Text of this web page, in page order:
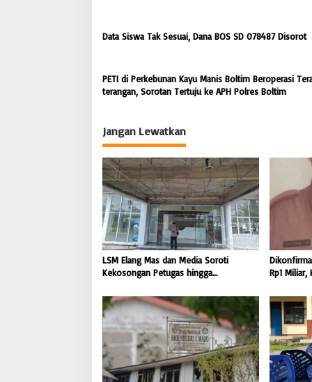
o
s
Data Siswa Tak Sesuai, Dana BOS SD 078487 Disorot
PETI di Perkebunan Kayu Manis Boltim Beroperasi
terangan, Sorotan Tertuju ke APH Polres Boltim
Jangan Lewatkan
LSM Elang Mas dan Media Soroti
Kekosongan Petugas hingga
Nias Utara
Rp1 Miliar,